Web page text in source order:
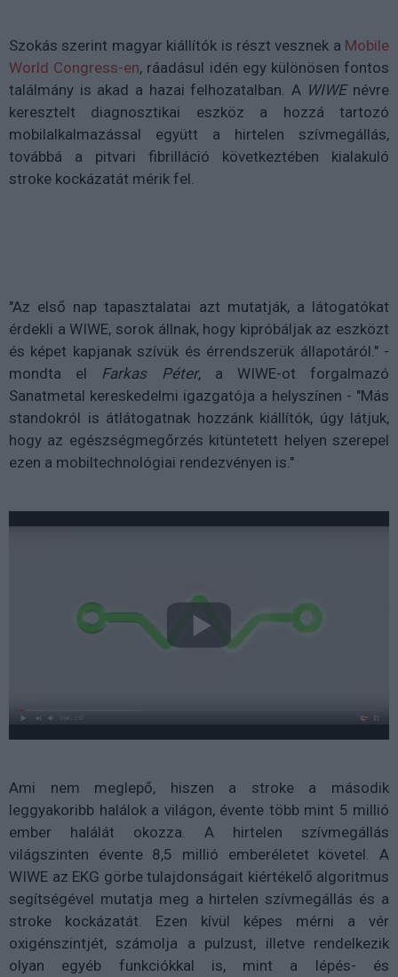
Szokás szerint magyar kiállítók is részt vesznek a Mobile
World Congress-en, ráadásul idén egy különösen fontos
találmány is akad a hazai felhozatalban. A WIWEnévre
keresztelt diagnosztikai eszköz a hozzá tartozó
mobilalkalmazással együtt a hirtelen szívmegállás,
továbbá a pitvari fibrilláció következtében kialakuló
stroke kockázatát mérik fel.
"Az első nap tapasztalatai azt mutatják, a látogatókat
érdekli a WIWE, sorok állnak, hogy kipróbáljak az eszközt
és képet kapjanak szívük és érrendszerük állapotáról." -
mondta el Farkas Péter, a WIWE-ot forgalmazó
Sanatmetal kereskedelmi igazgatója a helyszínen - "Más
standokról is átlátogatnak hozzánk kiállítók, úgy látjuk,
hogy az egészségmegőrzés kitüntetett helyen szerepel
ezen a mobiltechnológiai rendezvényen is."
Ami nem meglepő, hiszen a stroke a második
leggyakoribb halálok a világon, évente több mint 5 millió
ember halálát okozza. A hirtelen szívmegállás
világszinten évente 8,5 millió emberéletet követel. A
WIWE az EKG görbe tulajdonságait kiértékelő algoritmus
segítségével mutatja meg a hirtelen szívmegállás és a
stroke kockázatát. Ezen kívül képes mérni a vér
oxigénszintjét, számolja a pulzust, illetve rendelkezik
olyan egyéb funkciókkal is, mint a lépés- és